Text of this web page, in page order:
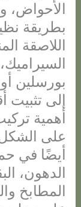
الأحواض،
بطريقة
اللاصقة
بورسلين
إلى تثبيت
أهمية
على
أيضًا في
الدهون،
المطابخ